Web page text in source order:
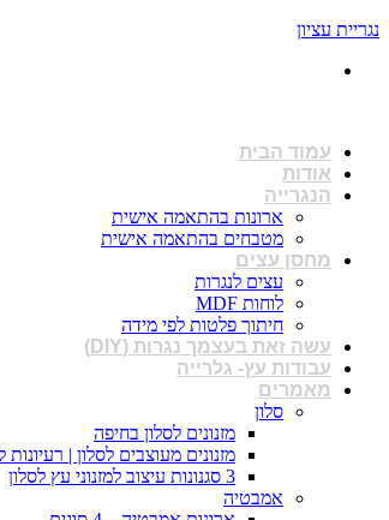
נגריית עציון
עמוד הבית
אודות
הנגרייה
ארונות בהתאמה אישית
מטבחים בהתאמה אישית
מחסן עצים
עצים לנגרות
לוחות MDF
חיתוך פלטות לפי מידה
עשה זאת בעצמך נגרות (DIY)
עבודות עץ- גלרייה
מאמרים
סלון
מזנונים לסלון בחיפה
מזנונים מעוצבים לסלון | רעיונות
3 סגנונות עיצוב למזנוני עץ לסלון
אמבטיה